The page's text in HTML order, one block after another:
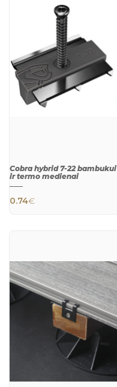
QUICK
VIEW
Cobra hybrid 7-22 bambukui
ir termo medienai
0.74€